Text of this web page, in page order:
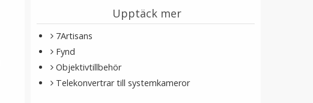
Upptäck mer
7Artisans
Fynd
Objektivtillbehör
Telekonvertrar till systemkameror